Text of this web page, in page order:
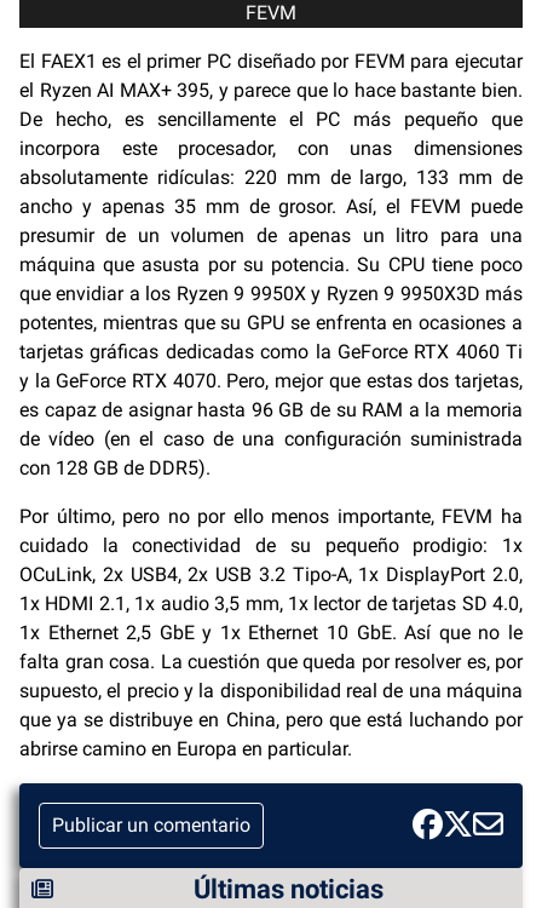
FEVM
El FAEX1 es el primer PC diseñado por FEVM para ejecutar
el Ryzen AI MAX+ 395, y parece que lo hace bastante bien.
De hecho, es sencillamente el PC más pequeño que
incorpora este procesador, con unas dimensiones
absolutamente ridículas: 220 mm de largo, 133 mm de
ancho y apenas 35 mm de grosor. Así, el FEVM puede
presumir de un volumen de apenas un litro para una
máquina que asusta por su potencia. Su CPU tiene poco
que envidiar a los Ryzen 9 9950X y Ryzen 9 9950X3D más
potentes, mientras que su GPU se enfrenta en ocasiones a
tarjetas gráficas dedicadas como la GeForce RTX 4060 Ti
y la GeForce RTX 4070. Pero, mejor que estas dos tarjetas,
es capaz de asignar hasta 96 GB de su RAM a la memoria
de vídeo (en el caso de una configuración suministrada
con 128 GB de DDR5).
Por último, pero no por ello menos importante, FEVM ha
cuidado la conectividad de su pequeño prodigio: 1x
OCuLink, 2x USB4, 2x USB 3.2 Tipo-A, 1x DisplayPort 2.0,
1x HDMI 2.1, 1x audio 3,5 mm, 1x lector de tarjetas SD 4.0,
1x Ethernet 2,5 GbE y 1x Ethernet 10 GbE. Así que no le
falta gran cosa. La cuestión que queda por resolver es, por
supuesto, el precio y la disponibilidad real de una máquina
que ya se distribuye en China, pero que está luchando por
abrirse camino en Europa en particular.
Publicar un comentario
Últimas noticias